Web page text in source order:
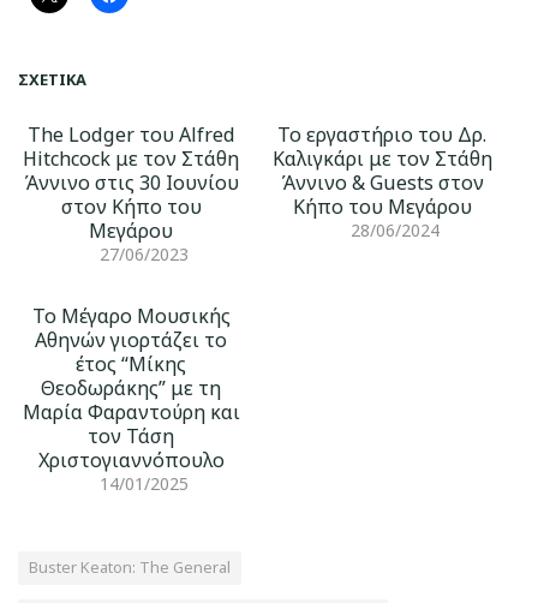
ΣΧΕΤΙΚΆ
The Lodger του Alfred
Hitchcock με τον Στάθη
Άννινο στις 30 Ιουνίου
στον Κήπο του
Μεγάρου
27/06/2023
Το εργαστήριο του Δρ.
Καλιγκάρι με τον Στάθη
Άννινο & Guests στον
Κήπο του Μεγάρου
28/06/2024
Το Μέγαρο Μουσικής
Αθηνών γιορτάζει το
έτος “Μίκης
Θεοδωράκης” με τη
Μαρία Φαραντούρη και
τον Τάση
Χριστογιαννόπουλο
14/01/2025
Buster Keaton: The General